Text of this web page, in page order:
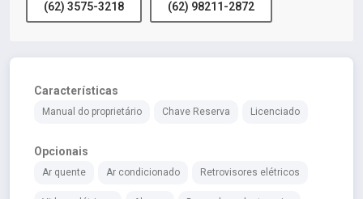
(62) 3575-3218 (62) 98211-2872
Características
Manual do proprietário Chave Reserva Licenciado
Opcionais
Ar quente Ar condicionado Retrovisores elétricos